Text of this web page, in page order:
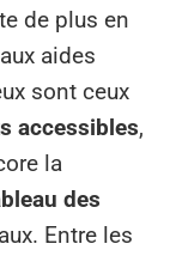
de plus en
aides
sont ceux
accessibles,
la
des
Entre les